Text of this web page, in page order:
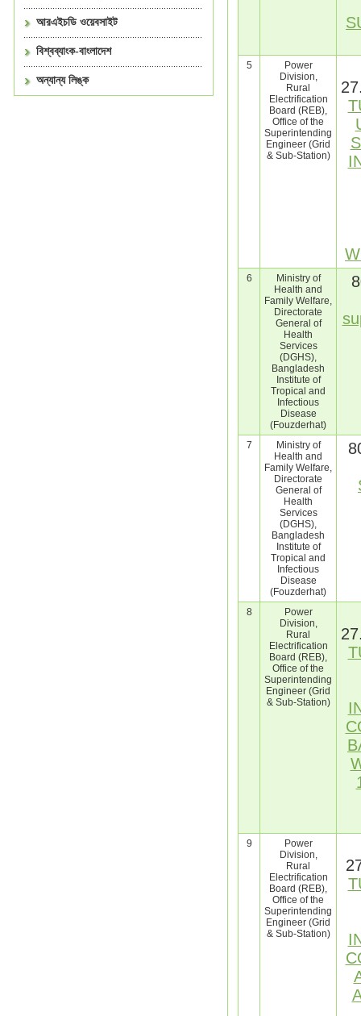
আরএইচডি ওয়েবসাইট
বিশ্বব্যাংক-বাংলাদেশ
অন্যান্য লিঙ্ক
5
Power
Division,
Rural
Electrification
Board (REB),
Office of the
Superintending
Engineer (Grid
& Sub-Station)
6
Ministry of
Health and
Family Welfare,
Directorate
General of
Health
Services
(DGHS),
Bangladesh
Institute of
Tropical and
Infectious
Disease
(Fouzderhat)
7
Ministry of
Health and
Family Welfare,
Directorate
General of
Health
Services
(DGHS),
Bangladesh
Institute of
Tropical and
Infectious
Disease
(Fouzderhat)
8
Power
Division,
Rural
Electrification
Board (REB),
Office of the
Superintending
Engineer (Grid
& Sub-Station)
9
Power
Division,
Rural
Electrification
Board (REB),
Office of the
Superintending
Engineer (Grid
& Sub-Station)